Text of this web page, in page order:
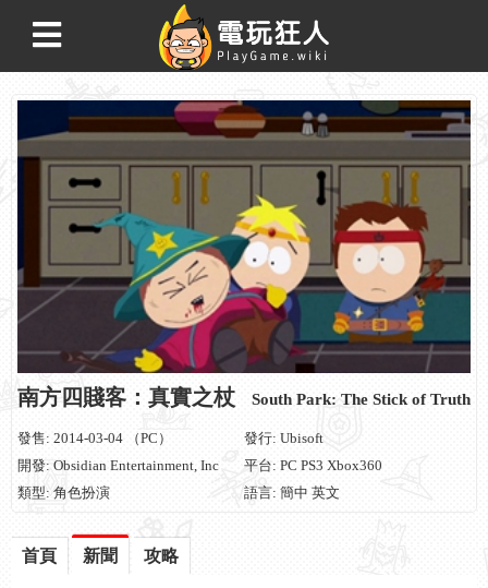
南方四賤客：真實之杖 South Park: The Stick of Truth
發售: 2014-03-04 （PC）
發行: Ubisoft
開發: Obsidian Entertainment, Inc
平台: PC PS3 Xbox360
類型: 角色扮演
語言: 簡中 英文
首頁 新聞 攻略